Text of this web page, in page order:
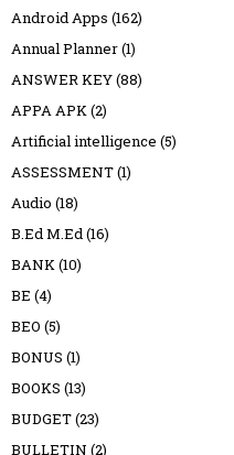
Android Apps (162)
Annual Planner(1)
ANSWER KEY(88)
APPA APK(2)
Artificial intelligence (5)
ASSESSMENT(1)
Audio (18)
B.Ed M.Ed(16)
BANK(10)
BE (4)
BEO (5)
BONUS (1)
BOOKS (13)
BUDGET(23)
BULLETIN (2)